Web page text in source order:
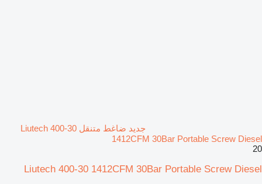
جديد ضاغط متنقل Liutech 400-30
1412CFM 30Bar Portable Screw Diesel
20
Liutech 400-30 1412CFM 30Bar Portable Screw Diesel